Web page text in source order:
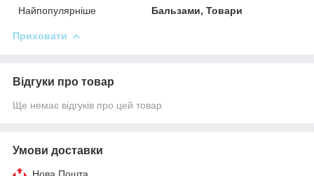
Найпопулярніше
Бальзами, Товари
Приховати
Відгуки про товар
Ще немає відгуків про цей товар
Умови доставки
Нова Пошта